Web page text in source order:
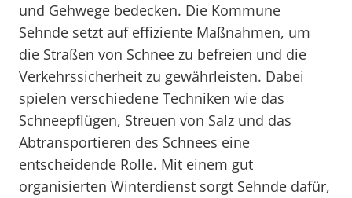
und Gehwege bedecken. Die Kommune
Sehnde setzt auf effiziente Maßnahmen, um
die Straßen von Schnee zu befreien und die
Verkehrssicherheit zu gewährleisten. Dabei
spielen verschiedene Techniken wie das
Schneepflügen, Streuen von Salz und das
Abtransportieren des Schnees eine
entscheidende Rolle. Mit einem gut
organisierten Winterdienst sorgt Sehnde dafür,